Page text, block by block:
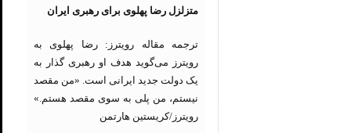
متزلزل رضا پهلوی برای رهبری ایران
ترجمه مقاله رویترز: رضا پهلوی به
رویترز می‌گوید هدف او رهبری گذار به
یک دولت جدید ایرانی است. «من مقصد
نیستم، من پلی به سوی مقصد هستم.»
رویترز/کریستین هارتمن